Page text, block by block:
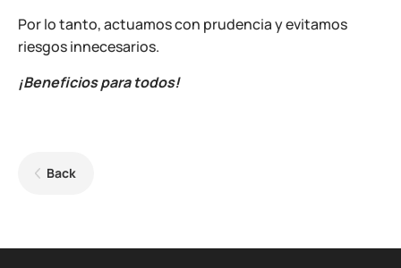
Por lo tanto, actuamos con prudencia y evitamos
riesgos innecesarios.
¡Beneficios para todos!
Back